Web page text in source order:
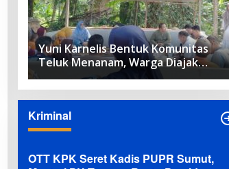
Yuni Karnelis Bentuk Komunitas
Teluk Menanam, Warga Diajak
Hidupkan Budaya Tanam
Kriminal
OTT KPK Seret Kadis PUPR Sumut,